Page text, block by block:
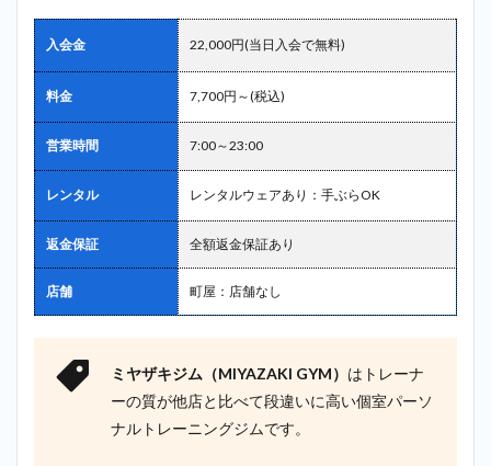
入会金 22,000円(当日入会で無料)
料金 7,700円～(税込)
営業時間 7:00～23:00
レンタル レンタルウェアあり：手ぶらOK
返金保証 全額返金保証あり
店舗 町屋：店舗なし
ミヤザキジム（MIYAZAKI GYM） はトレーナ
ーの質が他店と比べて段違いに高い個室パーソ
ナルトレーニングジムです。